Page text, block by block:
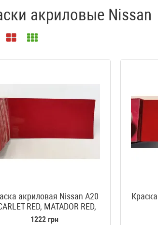
акриловые Nissan
акриловая Nissan A20
RED, MATADOR RED,
RED, VERMELHO ALERT
1222 грн